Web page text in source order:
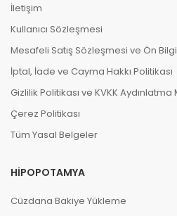
İletişim
Kullanıcı Sözleşmesi
Mesafeli Satış Sözleşmesi ve Ön
İptal, İade ve Cayma Hakkı Politikası
Gizlilik Politikası ve KVKK Aydınlatma
Çerez Politikası
Tüm Yasal Belgeler
HIPOPOTAMYA
Cüzdana Bakiye Yükleme